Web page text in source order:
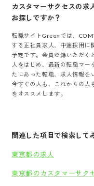
カスタマーサクセスの求
お探しですか？
転職サイトGreenでは、
する正社員求人、中途採用に
予定です。会員登録いただく
人をはじめ、最新の転職マー
たにあった転職、求人情報を
今すぐの人も、これからの
をオススメします。
関連した項目で検索して
東京都の求人
東京都のカスタマーサク